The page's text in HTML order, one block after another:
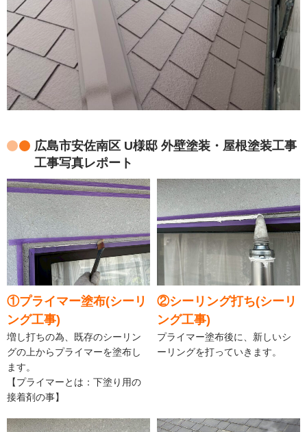
広島市安佐南区 U様邸 外壁塗装・屋根塗装工事
工事写真レポート
①プライマー塗布(シーリ
ング工事)
増し打ちの為、既存のシーリン
グの上からプライマーを塗布し
ます。
【プライマーとは：下塗り用の
接着剤の事】
②シーリング打ち(シーリ
ング工事)
プライマー塗布後に、新しいシ
ーリングを打っていきます。